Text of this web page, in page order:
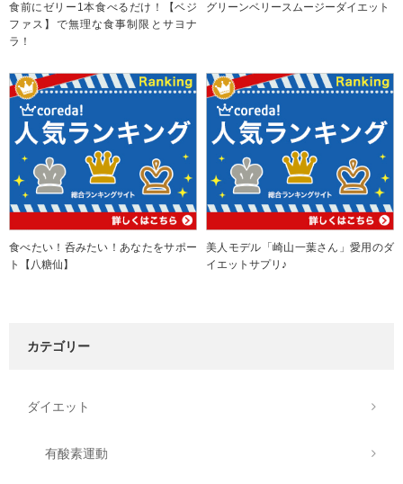
食前にゼリー1本食べるだけ！【ベジ
ファス】で無理な食事制限とサヨナ
ラ！
グリーンベリースムージーダイエット
食べたい！呑みたい！あなたをサポー
ト【八糖仙】
美人モデル「崎山一葉さん」愛用のダ
イエットサプリ♪
カテゴリー
ダイエット
有酸素運動